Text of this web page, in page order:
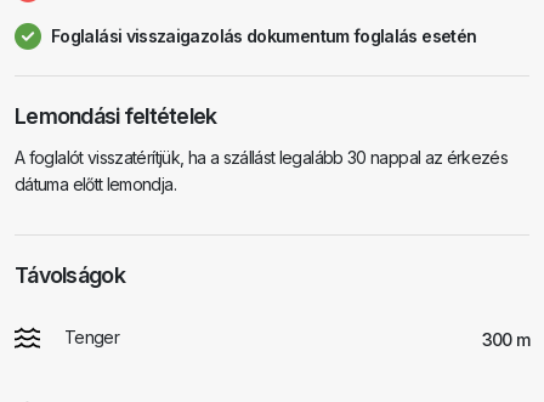
Foglalási visszaigazolás dokumentum foglalás esetén
Lemondási feltételek
A foglalót visszatérítjük, ha a szállást legalább 30 nappal az érkezés
dátuma előtt lemondja.
Távolságok
Tenger 300 m